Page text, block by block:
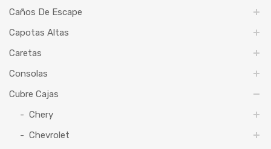
Caños De Escape
Capotas Altas
Caretas
Consolas
Cubre Cajas
Chery
Chevrolet